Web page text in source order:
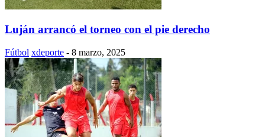
Luján arrancó el torneo con el pie derecho
Fútbol xdeporte - 8 marzo, 2025